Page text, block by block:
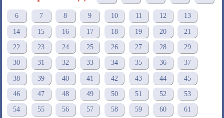
6 7 8 9 10 11 12 13
14 15 16 17 18 19 20 21
22 23 24 25 26 27 28 29
30 31 32 33 34 35 36 37
38 39 40 41 42 43 44 45
46 47 48 49 50 51 52 53
54 55 56 57 58 59 60 61